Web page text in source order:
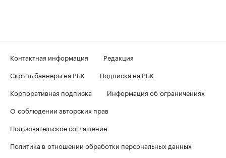
Контактная информация
Редакция
Скрыть баннеры на РБК
Подписка на РБК
Корпоративная подписка
Информация об ограничениях
О соблюдении авторских прав
Пользовательское соглашение
Политика в отношении обработки персональных данных